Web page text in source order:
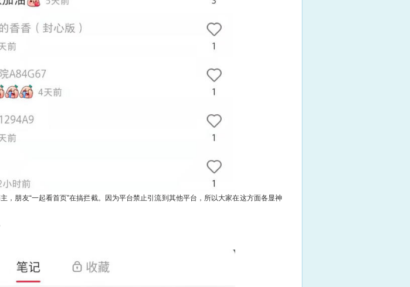
，朋友“一起看首页”在搞拦截。因为平台禁止引流到其他平台，所以大家在这方面各显神